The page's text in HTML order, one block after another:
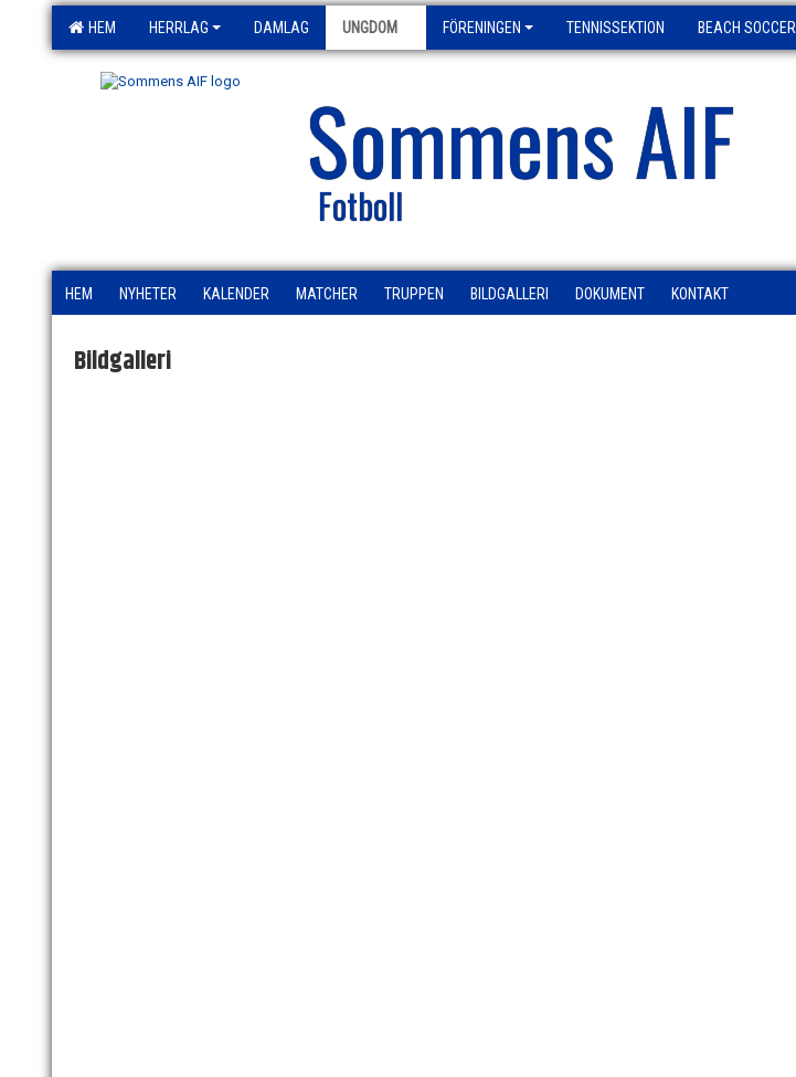
HEM HERRLAG DAMLAG UNGDOM FÖRENINGEN TENNISSEKTION BEACH SOCCER
Sommens AIF
Fotboll
HEM NYHETER KALENDER MATCHER TRUPPEN BILDGALLERI DOKUMENT KONTAKT
Bildgalleri